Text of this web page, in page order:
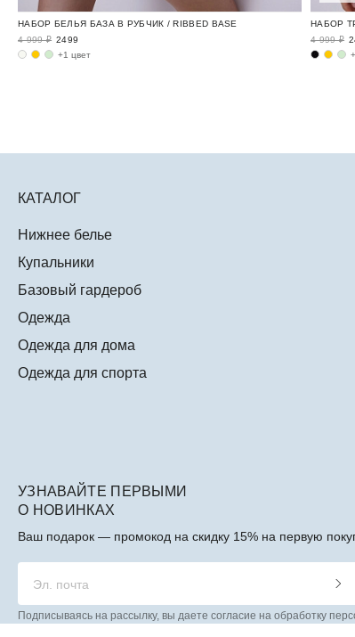
НАБОР БЕЛЬЯ БАЗА В РУБЧИК / RIBBED BASE
4 999 ₽ 2499
+1 цвет
НАБОР
4 999 ₽
КАТАЛОГ
Нижнее белье
Купальники
Базовый гардероб
Одежда
Одежда для дома
Одежда для спорта
УЗНАВАЙТЕ ПЕРВЫМИ
О НОВИНКАХ
Ваш подарок — промокод на скидку 15% на первую
Подписываясь на рассылку, вы даете согласие на обработку